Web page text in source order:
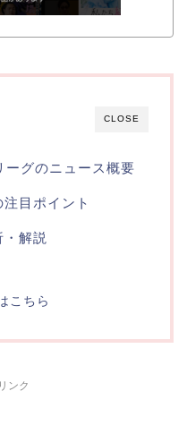
CLOSE
ーグのニュース概要
目ポイント
解説
こちら
ンク